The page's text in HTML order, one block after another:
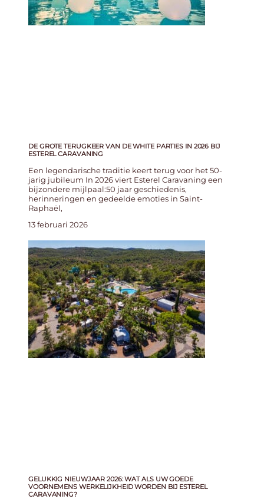
DE GROTE TERUGKEER VAN DE WHITE PARTIES IN 2026 BIJ
ESTEREL CARAVANING
Een legendarische traditie keert terug voor het 50-
jarig jubileum In 2026 viert Esterel Caravaning een
bijzondere mijlpaal:50 jaar geschiedenis,
herinneringen en gedeelde emoties in Saint-
Raphaël,
13 februari 2026
GELUKKIG NIEUWJAAR 2026: WAT ALS UW GOEDE
VOORNEMENS WERKELIJKHEID WORDEN BIJ ESTEREL
CARAVANING?